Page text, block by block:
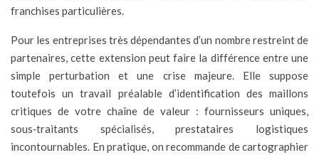
franchises particulières.
Pour les entreprises très dépendantes d’un nombre restreint de
partenaires, cette extension peut faire la différence entre une
simple perturbation et une crise majeure. Elle suppose
toutefois un travail préalable d’identification des maillons
critiques de votre chaîne de valeur : fournisseurs uniques,
sous‑traitants spécialisés, prestataires logistiques
incontournables. En pratique, on recommande de cartographier